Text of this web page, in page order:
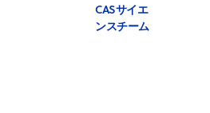
CASサイエ
ンスチーム